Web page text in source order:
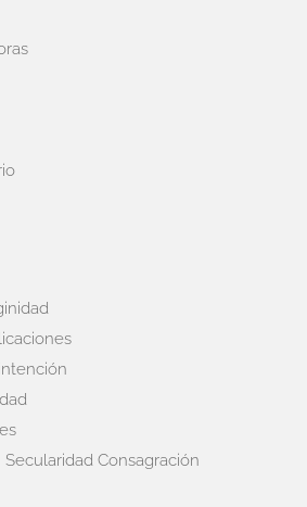
Consagración